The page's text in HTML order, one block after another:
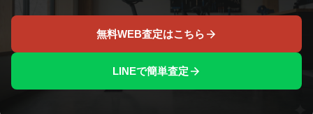
無料WEB査定はこちら
LINEで簡単査定